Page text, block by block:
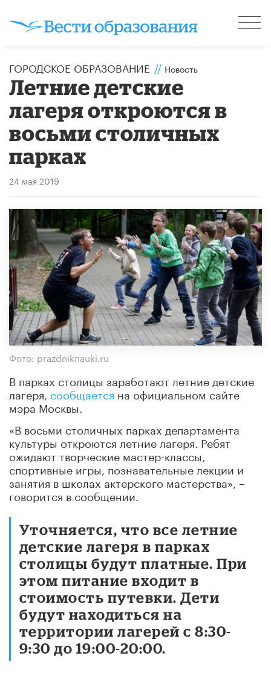
ГОРОДСКОЕ ОБРАЗОВАНИЕ // Новость
Летние детские
лагеря откроются в
восьми столичных
парках
24 мая 2019
Фото: prazdniknauki.ru
В парках столицы заработают летние детские
лагеря, сообщается на официальном сайте
мэра Москвы.
«В восьми столичных парках департамента
культуры откроются летние лагеря. Ребят
ожидают творческие мастер-классы,
спортивные игры, познавательные лекции и
занятия в школах актерского мастерства», –
говорится в сообщении.
Уточняется, что все летние
детские лагеря в парках
столицы будут платные. При
этом питание входит в
стоимость путевки. Дети
будут находиться на
территории лагерей с 8:30-
9:30 до 19:00-20:00.